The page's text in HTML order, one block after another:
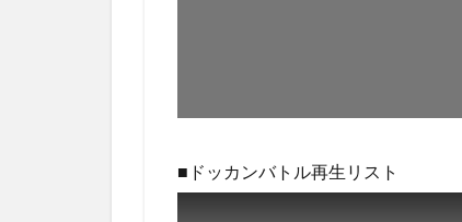
■ドッカンバトル再生リスト